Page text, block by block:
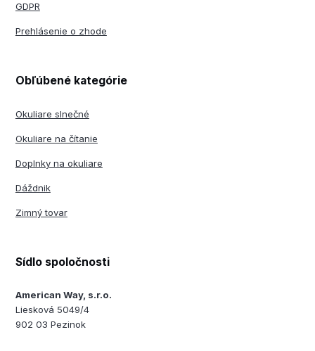
GDPR
Prehlásenie o zhode
Obľúbené kategórie
Okuliare slnečné
Okuliare na čítanie
Doplnky na okuliare
Dáždnik
Zimný tovar
Sídlo spoločnosti
American Way, s.r.o.
Liesková 5049/4
902 03 Pezinok